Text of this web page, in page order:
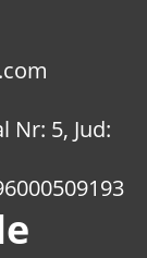
Nr: 5, Jud: